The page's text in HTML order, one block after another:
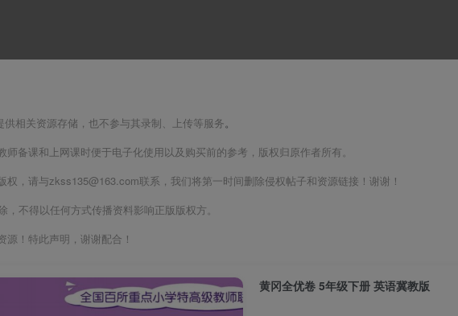
相关资源存储，也不参与其录制、上传等服务。
备课和上网课时便于电子化使用以及购买前的参考，版权归原作者所有。
权，请与zkss135@163.com联系，我们将第一时间删除侵权帖子和资源链接！谢谢！
不得以任何方式传播资料影响正版版权方。
！特此声明，谢谢配合！
黄冈全优卷 5年级下册 英语冀教版